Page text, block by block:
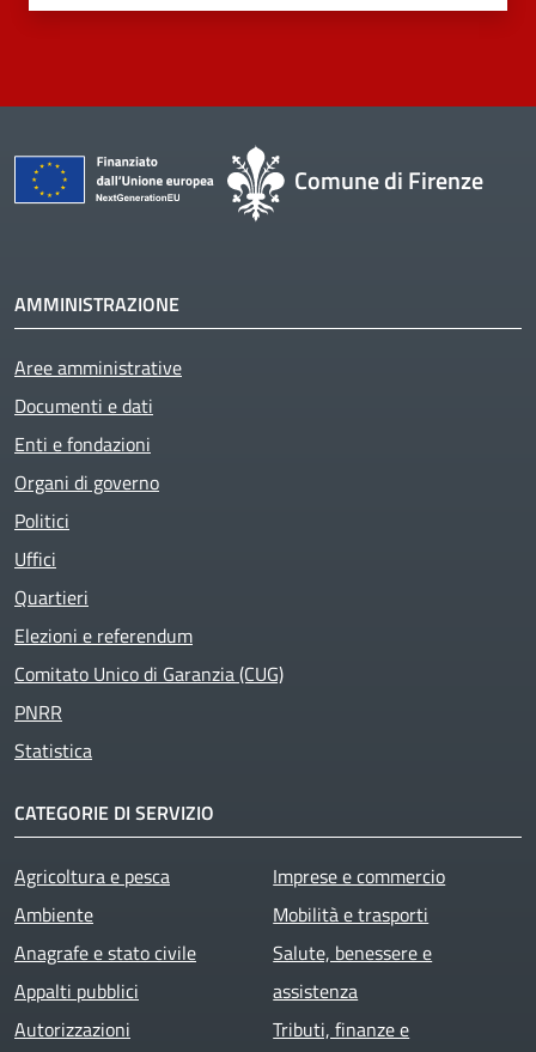
Comune di Firenze
AMMINISTRAZIONE
Aree amministrative
Documenti e dati
Enti e fondazioni
Organi di governo
Politici
Uffici
Quartieri
Elezioni e referendum
Comitato Unico di Garanzia (CUG)
PNRR
Statistica
CATEGORIE DI SERVIZIO
Agricoltura e pesca
Ambiente
Anagrafe e stato civile
Appalti pubblici
Autorizzazioni
Imprese e commercio
Mobilità e trasporti
Salute, benessere e
assistenza
Tributi, finanze e